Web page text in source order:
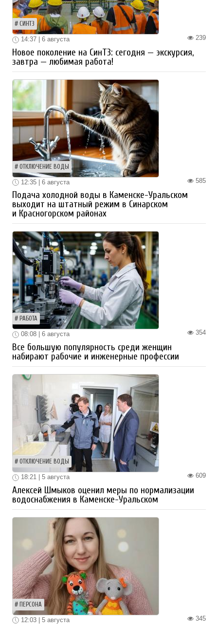
СИНТЗ
239
14:37 | 6 августа
Новое поколение на СинТЗ: сегодня — экскурсия,
завтра — любимая работа!
ОТКЛЮЧЕНИЕ ВОДЫ
585
12:35 | 6 августа
Подача холодной воды в Каменске-Уральском
выходит на штатный режим в Синарском
и Красногорском районах
РАБОТА
354
08:08 | 6 августа
Все большую популярность среди женщин
набирают рабочие и инженерные профессии
ОТКЛЮЧЕНИЕ ВОДЫ
609
18:21 | 5 августа
Алексей Шмыков оценил меры по нормализации
водоснабжения в Каменске-Уральском
ПЕРСОНА
345
12:03 | 5 августа